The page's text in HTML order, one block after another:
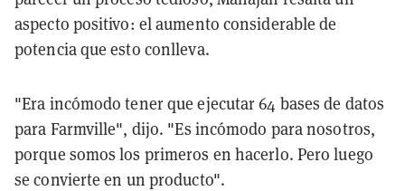
aspecto positivo: el aumento considerable de
potencia que esto conlleva.
"Era incómodo tener que ejecutar 64 bases de datos
para Farmville", dijo. "Es incómodo para nosotros,
porque somos los primeros en hacerlo. Pero luego
se convierte en un producto".